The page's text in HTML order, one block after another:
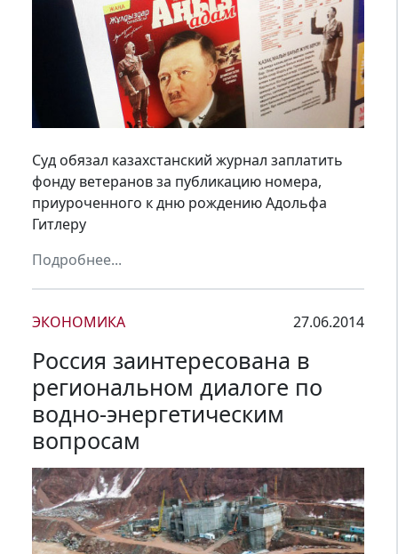
Суд обязал казахстанский журнал заплатить
фонду ветеранов за публикацию номера,
приуроченного к дню рождению Адольфа
Гитлеру
Подробнее...
ЭКОНОМИКА 27.06.2014
Россия заинтересована в
региональном диалоге по
водно-энергетическим
вопросам